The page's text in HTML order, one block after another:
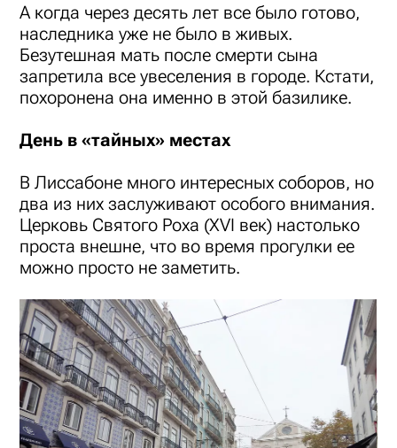
А когда через десять лет все было готово,
наследника уже не было в живых.
Безутешная мать после смерти сына
запретила все увеселения в городе. Кстати,
похоронена она именно в этой базилике.
День в «тайных» местах
В Лиссабоне много интересных соборов, но
два из них заслуживают особого внимания.
Церковь Святого Роха (XVI век) настолько
проста внешне, что во время прогулки ее
можно просто не заметить.